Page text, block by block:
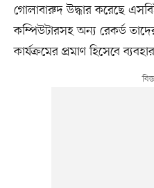
গোলাবারুদ উদ্ধার করেছে
কম্পিউটারসহ অন্য রেকর্ড
কার্যক্রমের প্রমাণ হিসেবে